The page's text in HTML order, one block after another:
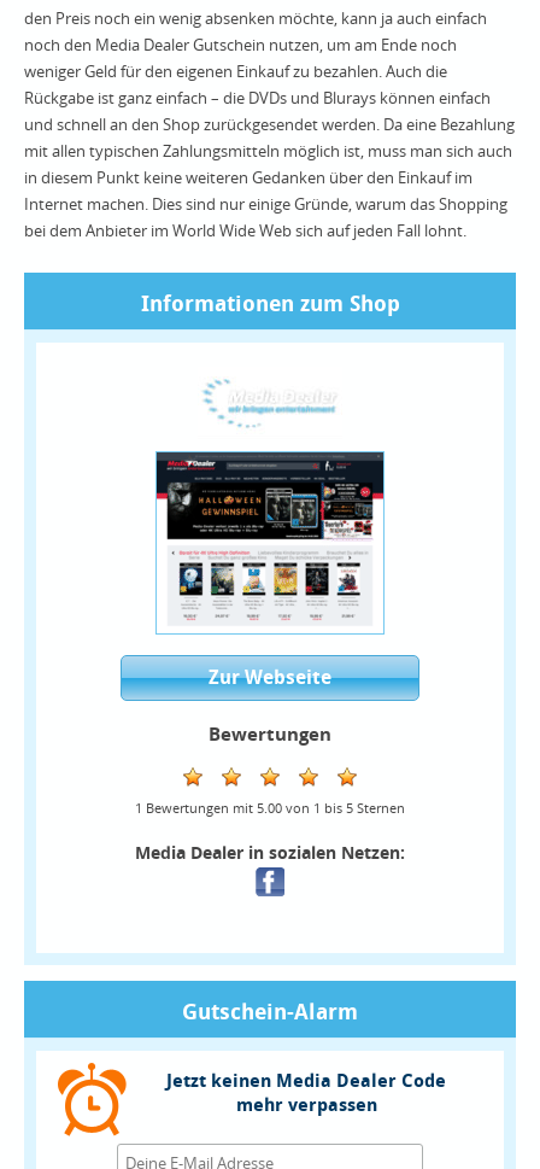
den Preis noch ein wenig absenken möchte, kann ja auch einfach
noch den Media Dealer Gutschein nutzen, um am Ende noch
weniger Geld für den eigenen Einkauf zu bezahlen. Auch die
Rückgabe ist ganz einfach – die DVDs und Blurays können einfach
und schnell an den Shop zurückgesendet werden. Da eine Bezahlung
mit allen typischen Zahlungsmitteln möglich ist, muss man sich auch
in diesem Punkt keine weiteren Gedanken über den Einkauf im
Internet machen. Dies sind nur einige Gründe, warum das Shopping
bei dem Anbieter im World Wide Web sich auf jeden Fall lohnt.
Informationen zum Shop
Zur Webseite
Bewertungen
1 Bewertungen mit 5.00 von 1 bis 5 Sternen
Media Dealer in sozialen Netzen:
Gutschein-Alarm
Jetzt keinen Media Dealer Code
mehr verpassen